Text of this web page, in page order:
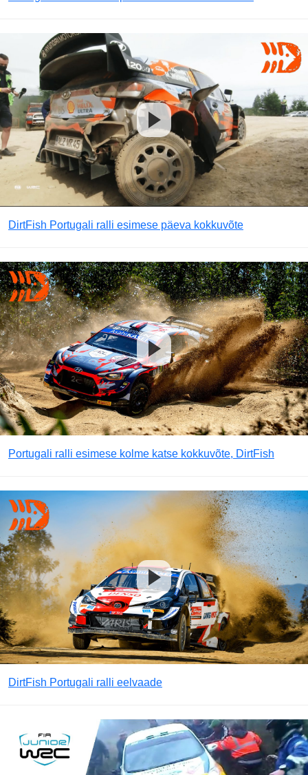
DirtFish Portugali ralli esimese päeva kokkuvõte
Portugali ralli esimese kolme katse kokkuvõte, DirtFish
DirtFish Portugali ralli eelvaade